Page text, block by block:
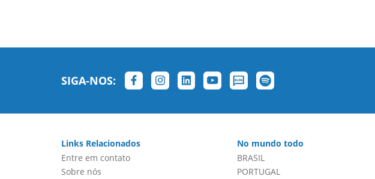
SIGA-NOS:
Links Relacionados
Entre em contato
Sobre nós
No mundo todo
BRASIL
PORTUGAL